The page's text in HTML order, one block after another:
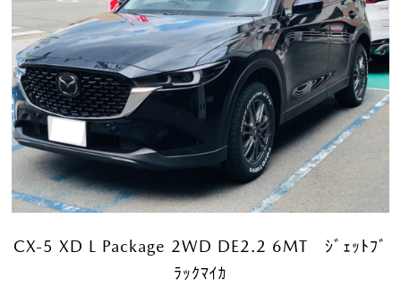
CX-5 XD L Package 2WD DE2.2 6MT ｼﾞｪｯﾄﾌﾞ
ﾗｯｸﾏｲｶ